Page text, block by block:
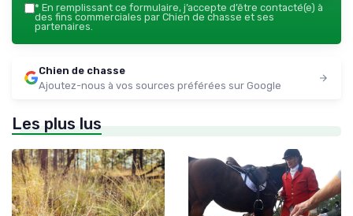
* En remplissant ce formulaire, j’accepte d’être contacté(e) à
des fins commerciales par Chien de chasse et ses
partenaires.
Chien de chasse
Ajoutez-nous à vos sources préférées sur Google
Les plus lus